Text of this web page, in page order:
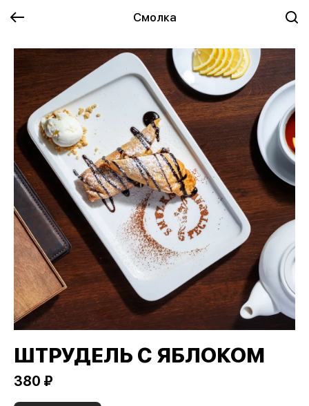
Смолка
ШТРУДЕЛЬ С ЯБЛОКОМ
380 ₽